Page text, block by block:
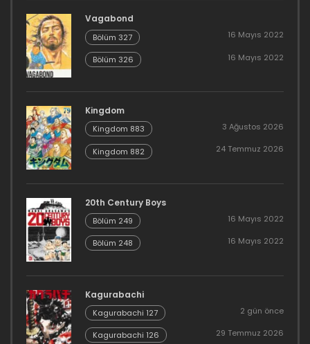
Vagabond
Bölüm 327 16 Mayıs 2022
Bölüm 326 16 Mayıs 2022
Kingdom
Kingdom 883 3 Ağustos 2026
Kingdom 882 24 Temmuz 2026
20th Century Boys
Bölüm 249 16 Mayıs 2022
Bölüm 248 16 Mayıs 2022
Kagurabachi
Kagurabachi 127 2 gün önce
Kagurabachi 126 29 Temmuz 2026